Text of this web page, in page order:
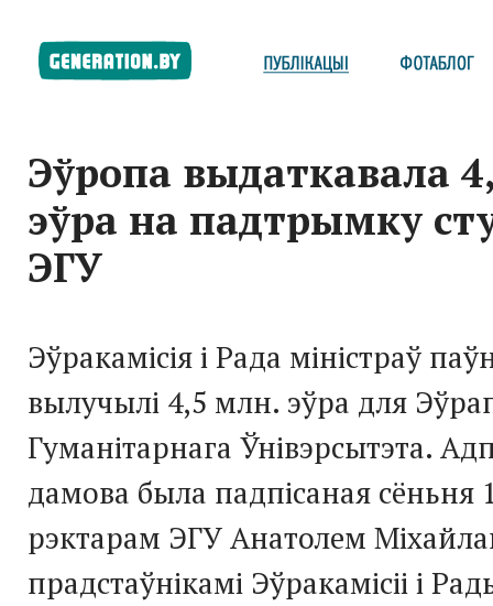
Эўропа выдаткавала
эўра на падтрымку
ЭГУ
Эўракамісія і Рада міністраў
вылучылі 4,5 млн. эўра для
Гуманітарнага Ўнівэрсытэта.
дамова была падпісаная сёньня
рэктарам ЭГУ Анатолем
прадстаўнікамі Эўракамісіі і